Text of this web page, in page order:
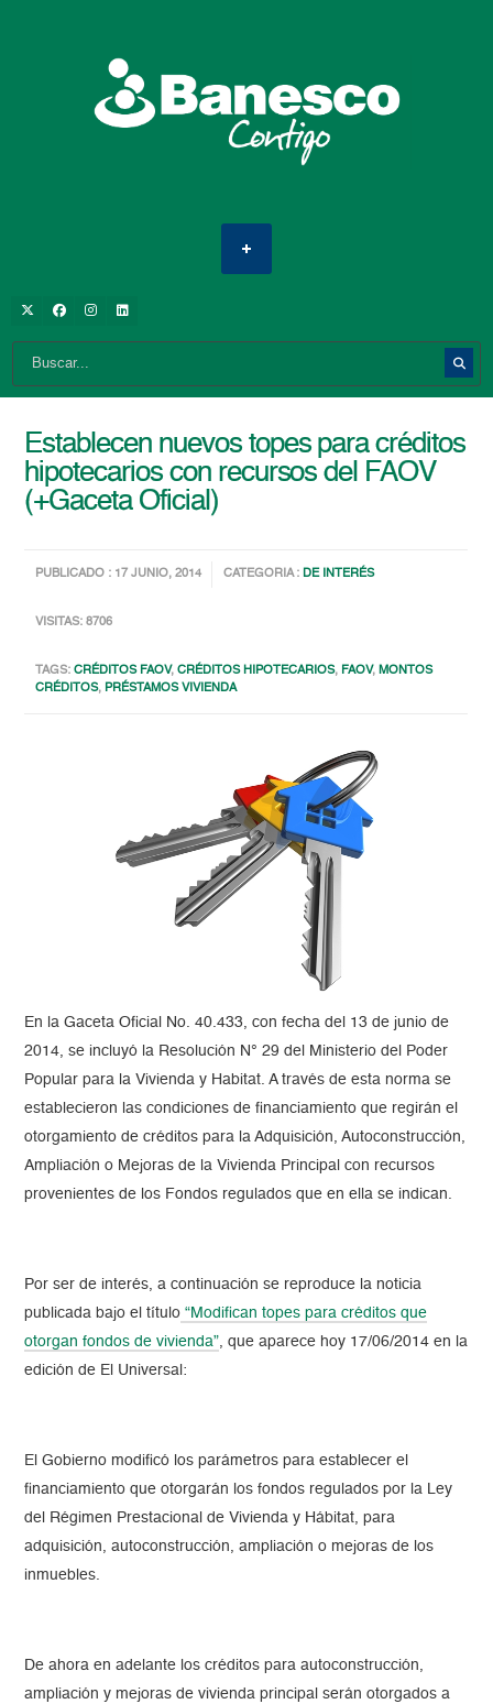
Establecen nuevos topes para créditos
hipotecarios con recursos del FAOV
(+Gaceta Oficial)
PUBLICADO : 17 JUNIO, 2014 CATEGORIA :DE INTERÉS
VISITAS: 8706
TAGS:CRÉDITOS FAOV,CRÉDITOS HIPOTECARIOS, FAOV,MONTOS
CRÉDITOS, PRÉSTAMOS VIVIENDA
En la Gaceta Oficial No. 40.433, con fecha del 13 de junio de
2014, se incluyó la Resolución N° 29 del Ministerio del Poder
Popular para la Vivienda y Habitat. A través de esta norma se
establecieron las condiciones de financiamiento que regirán el
otorgamiento de créditos para la Adquisición, Autoconstrucción,
Ampliación o Mejoras de la Vivienda Principal con recursos
provenientes de los Fondos regulados que en ella se indican.
Por ser de interés, a continuación se reproduce la noticia
publicada bajo el título “Modifican topes para créditos que
otorgan fondos de vivienda”, que aparece hoy 17/06/2014 en la
edición de El Universal:
El Gobierno modificó los parámetros para establecer el
financiamiento que otorgarán los fondos regulados por la Ley
del Régimen Prestacional de Vivienda y Hábitat, para
adquisición, autoconstrucción, ampliación o mejoras de los
inmuebles.
De ahora en adelante los créditos para autoconstrucción,
ampliación y mejoras de vivienda principal serán otorgados a